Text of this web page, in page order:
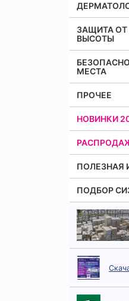
ЗАЩИТА
ВЫСОТЫ
МЕСТА
ПРОЧЕЕ
НОВИНКИ
ПОЛЕЗНАЯ
ПОДБОР